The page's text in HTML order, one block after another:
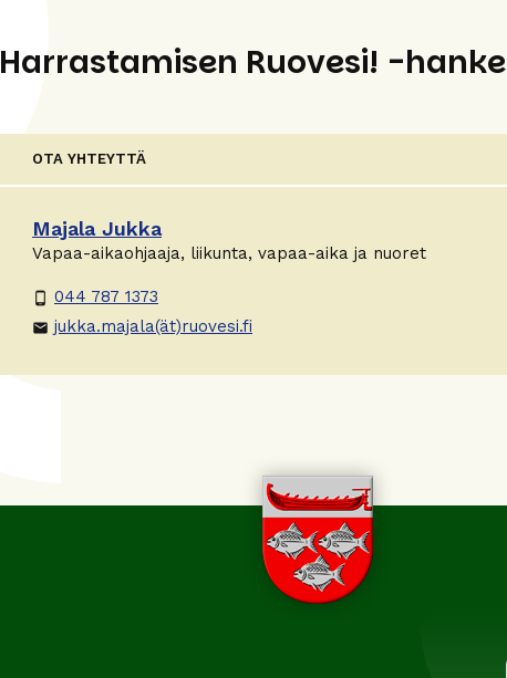
Harrastamisen Ruovesi! -hanke
OTA YHTEYTTÄ
Majala Jukka
Vapaa-aikaohjaaja, liikunta, vapaa-aika ja nuoret
phone_android 044 787 1373
email jukka.majala(ät)ruovesi.fi